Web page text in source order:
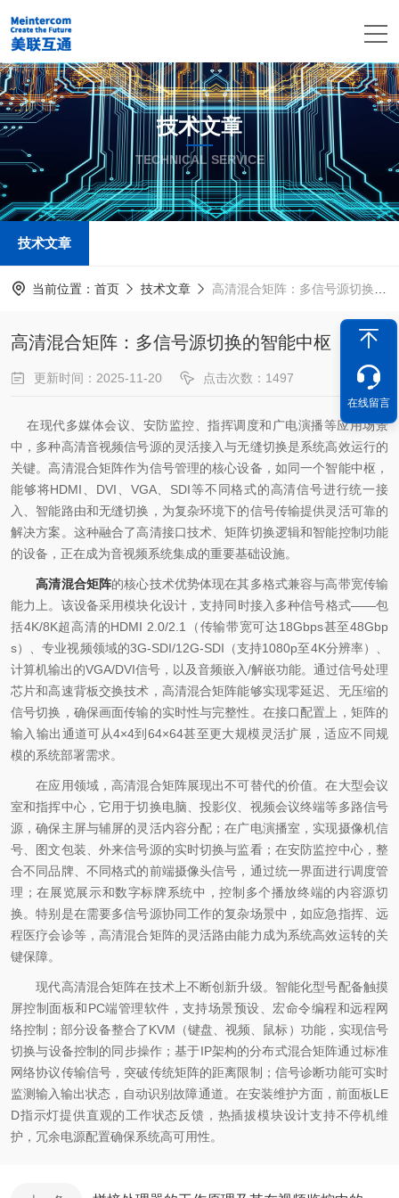
技术文章
TECHNICAL SERVICE
技术文章
当前位置： 首页 技术文章 高清混合矩阵：多信号源切换的智能中枢
高清混合矩阵：多信号源切换的智能中枢
更新时间：2025-11-20 点击次数：1497
在现代多媒体会议、安防监控、指挥调度和广电演播等应用场景
中，多种高清音视频信号源的灵活接入与无缝切换是系统高效运行的
关键。高清混合矩阵作为信号管理的核心设备，如同一个智能中枢，
能够将HDMI、DVI、VGA、SDI等不同格式的高清信号进行统一接
入、智能路由和无缝切换，为复杂环境下的信号传输提供灵活可靠的
解决方案。这种融合了高清接口技术、矩阵切换逻辑和智能控制功能
的设备，正在成为音视频系统集成的重要基础设施。
高清混合矩阵的核心技术优势体现在其多格式兼容与高带宽传输
能力上。该设备采用模块化设计，支持同时接入多种信号格式——包
括4K/8K超高清的HDMI 2.0/2.1（传输带宽可达18Gbps甚至48Gbp
s）、专业视频领域的3G-SDI/12G-SDI（支持1080p至4K分辨率）、
计算机输出的VGA/DVI信号，以及音频嵌入/解嵌功能。通过信号处理
芯片和高速背板交换技术，高清混合矩阵能够实现零延迟、无压缩的
信号切换，确保画面传输的实时性与完整性。在接口配置上，矩阵的
输入输出通道可从4×4到64×64甚至更大规模灵活扩展，适应不同规
模的系统部署需求。
在应用领域，高清混合矩阵展现出不可替代的价值。在大型会议
室和指挥中心，它用于切换电脑、投影仪、视频会议终端等多路信号
源，确保主屏与辅屏的灵活内容分配；在广电演播室，实现摄像机信
号、图文包装、外来信号源的实时切换与监看；在安防监控中心，整
合不同品牌、不同格式的前端摄像头信号，通过统一界面进行调度管
理；在展览展示和数字标牌系统中，控制多个播放终端的内容源切
换。特别是在需要多信号源协同工作的复杂场景中，如应急指挥、远
程医疗会诊等，高清混合矩阵的灵活路由能力成为系统高效运转的关
键保障。
现代高清混合矩阵在技术上不断创新升级。智能化型号配备触摸
屏控制面板和PC端管理软件，支持场景预设、宏命令编程和远程网
络控制；部分设备整合了KVM（键盘、视频、鼠标）功能，实现信号
切换与设备控制的同步操作；基于IP架构的分布式混合矩阵通过标准
网络协议传输信号，突破传统矩阵的距离限制；信号诊断功能可实时
监测输入输出状态，自动识别故障通道。在安装维护方面，前面板LE
D指示灯提供直观的工作状态反馈，热插拔模块设计支持不停机维
护，冗余电源配置确保系统高可用性。
在线留言